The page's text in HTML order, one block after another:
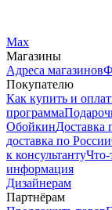
Max
Магазины
Адреса магазинов
Покупателю
Как купить и
программа
ОбойкинДоставка
доставка по России
к консультантуЧто-
информация
Дизайнерам
Партнёрам